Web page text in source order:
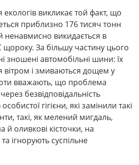
викликає той факт, що
приблизно 176 тисяч тонн
ненавмисно викидається в
щороку. За більшу частину цього
зношені автомобільні шини: їх
вітром і змиваються дощем у
вважають, що проблема
безвідповідальність
гігієни, які замінили такі
такі, як мелений мигдаль,
й оливкові кісточки, на
ігнорують суспільне